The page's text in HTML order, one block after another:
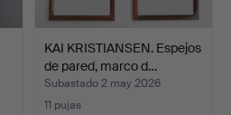
KAI KRISTIANSEN. Espejos
de pared, marco d…
Subastado 2 may 2026
11 pujas